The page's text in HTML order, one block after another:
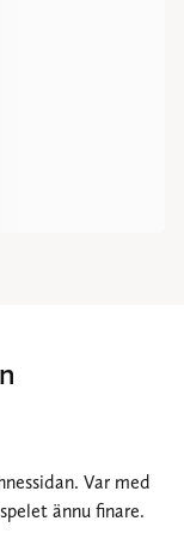
Var med
ännu finare.